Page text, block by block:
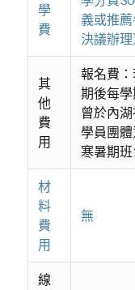
學
費
義或推
決議辦理
其
他
費
用
報名費
期後每
曾於內
學員團
寒暑期
材
料
費
用
無
線